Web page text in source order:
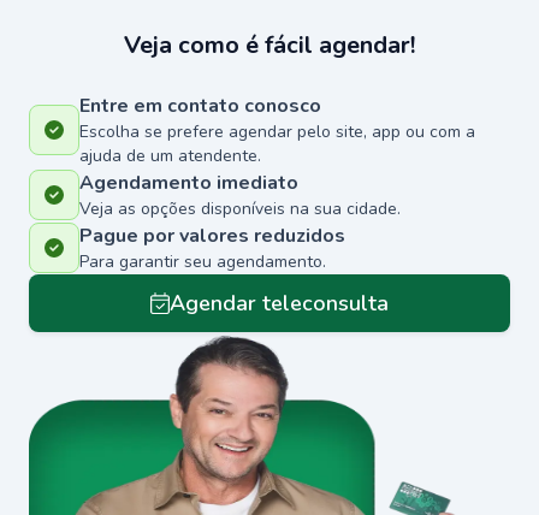
Veja como é fácil agendar!
Entre em contato conosco
Escolha se prefere agendar pelo site, app ou com a
ajuda de um atendente.
Agendamento imediato
Veja as opções disponíveis na sua cidade.
Pague por valores reduzidos
Para garantir seu agendamento.
Agendar teleconsulta